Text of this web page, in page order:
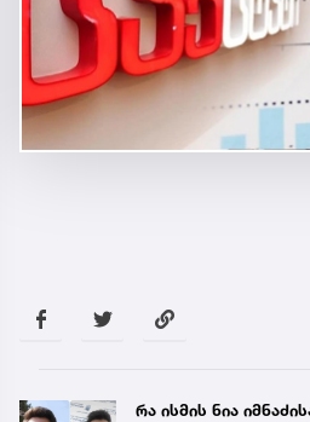
მარტვილში კრაზანის